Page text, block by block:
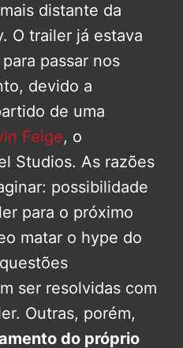
distante da
O trailer já estava
passar nos
devido a
de uma
Feige, o
Studios. As razões
possibilidade
para o próximo
matar o hype do
ser resolvidas com
Outras, porém,
do próprio